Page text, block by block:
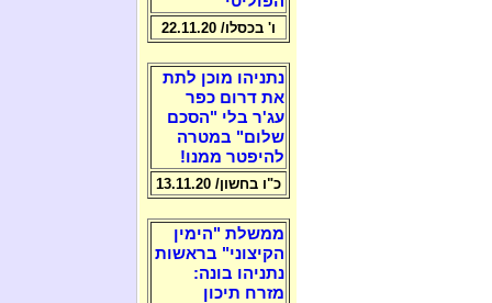
ו' בכסלו/ 22.11.20
נתניהו מוכן לתת
את דרום כפר
עג'ר בלי "הסכם
שלום" במטרה
להיפטר ממנו!
כ"ו בחשון/ 13.11.20
ממשלת "הימין
הקיצוני" בראשות
נתניהו בונה:
מזרח תיכון